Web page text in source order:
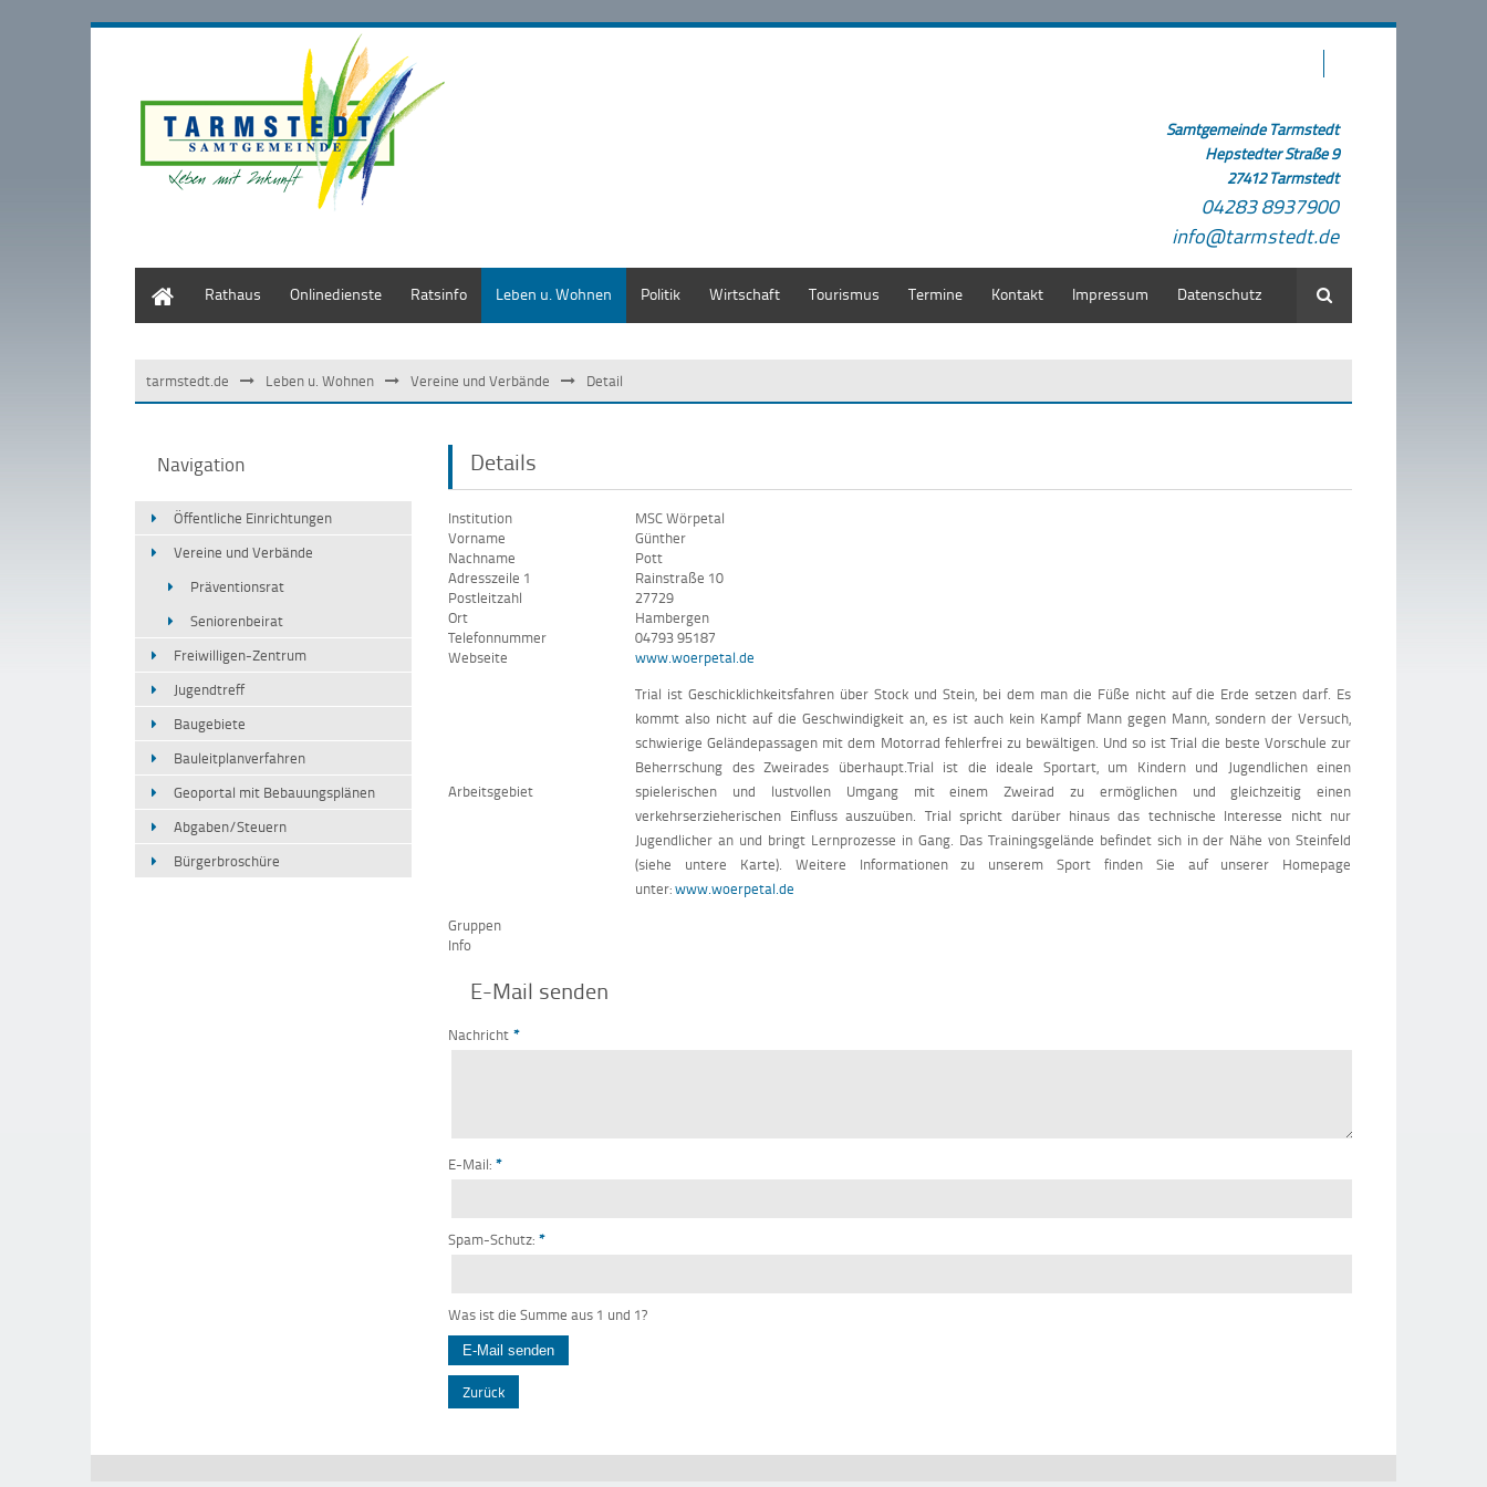
Samtgemeinde Tarmstedt
Hepstedter Straße 9
27412 Tarmstedt
04283 8937900
info@tarmstedt.de
Rathaus Onlinedienste Ratsinfo Leben u. Wohnen Politik Wirtschaft Tourismus Termine Kontakt Impressum Datenschutz Suche
tarmstedt.de Leben u. Wohnen Vereine und Verbände Detail
Navigation
Öffentliche Einrichtungen
Vereine und Verbände
Präventionsrat
Seniorenbeirat
Freiwilligen-Zentrum
Jugendtreff
Baugebiete
Bauleitplanverfahren
Geoportal mit Bebauungsplänen
Abgaben/Steuern
Bürgerbroschüre
Details
Institution
MSC Wörpetal
Vorname
Günther
Nachname
Pott
Adresszeile 1
Rainstraße 10
Postleitzahl
27729
Ort
Hambergen
Telefonnummer
04793 95187
Webseite
www.woerpetal.de
Arbeitsgebiet
Trial ist Geschicklichkeitsfahren über Stock und Stein, bei dem man die Füße nicht auf die Erde setzen darf. Es
kommt also nicht auf die Geschwindigkeit an, es ist auch kein Kampf Mann gegen Mann, sondern der Versuch,
schwierige Geländepassagen mit dem Motorrad fehlerfrei zu bewältigen. Und so ist Trial die beste Vorschule zur
Beherrschung des Zweirades überhaupt.Trial ist die ideale Sportart, um Kindern und Jugendlichen einen
spielerischen und lustvollen Umgang mit einem Zweirad zu ermöglichen und gleichzeitig einen
verkehrserzieherischen Einfluss auszuüben. Trial spricht darüber hinaus das technische Interesse nicht nur
Jugendlicher an und bringt Lernprozesse in Gang. Das Trainingsgelände befindet sich in der Nähe von Steinfeld
(siehe untere Karte). Weitere Informationen zu unserem Sport finden Sie auf unserer Homepage
unter:www.woerpetal.de
Gruppen
Info
E-Mail senden
Nachricht *
E-Mail: *
Spam-Schutz: *
Was ist die Summe aus 1 und 1?
Zurück